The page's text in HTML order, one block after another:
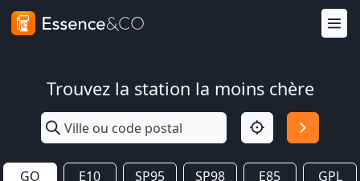
Trouvez la station la moins chère
GO E10 SP95 SP98 E85 GPL